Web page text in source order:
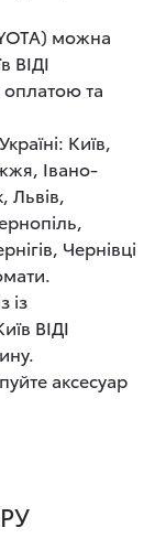
можна
ВІДІ
та
Київ,
Івано-
Львів,
Чернівці
із
ВІДІ
аксесуар